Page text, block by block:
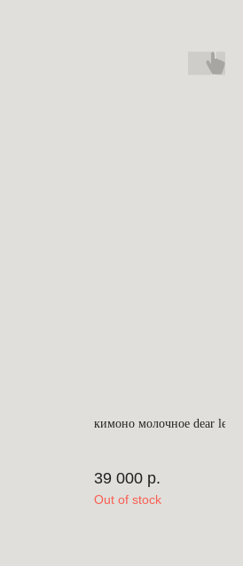
кимоно молочное dear
39 000 р.
Out of stock